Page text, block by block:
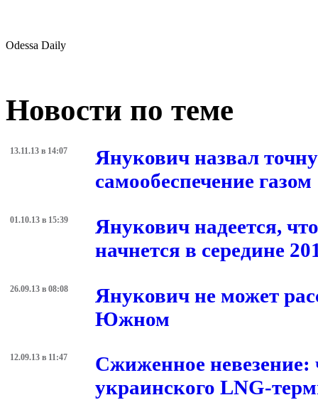
Odessa Daily
Новости по теме
13.11.13 в 14:07
Янукович назвал
самообеспечение газом
01.10.13 в 15:39
Янукович надеется,
начнется в середине
26.09.13 в 08:08
Янукович не может
Южном
12.09.13 в 11:47
Сжиженное невезение:
украинского LNG-